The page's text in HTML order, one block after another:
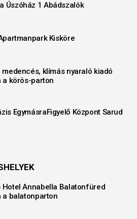
Úszóház 1 Abádszalók
Kisköre
medencés, klímás nyaraló kiadó
a körös-parton
EgymásraFigyelő Központ Sarud
Hotel Annabella Balatonfüred
a balatonparton